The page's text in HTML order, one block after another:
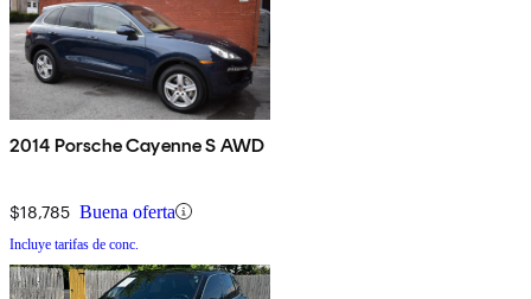
2014 Porsche Cayenne S AWD
$18,785 Buena oferta
Incluye tarifas de conc.